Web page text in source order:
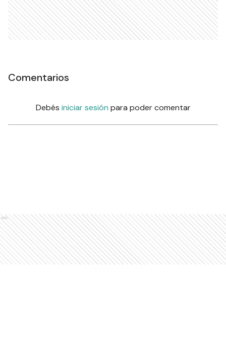
Comentarios
Debés iniciar sesión para poder comentar
Ads